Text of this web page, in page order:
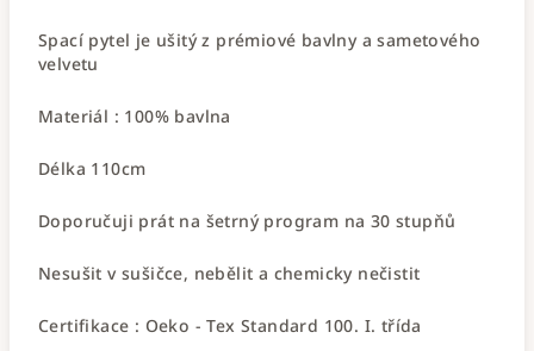
Spací pytel je ušitý z prémiové bavlny a sametového
velvetu
Materiál : 100% bavlna
Délka 110cm
Doporučuji prát na šetrný program na 30 stupňů
Nesušit v sušičce, nebělit a chemicky nečistit
Certifikace : Oeko - Tex Standard 100. I. třída